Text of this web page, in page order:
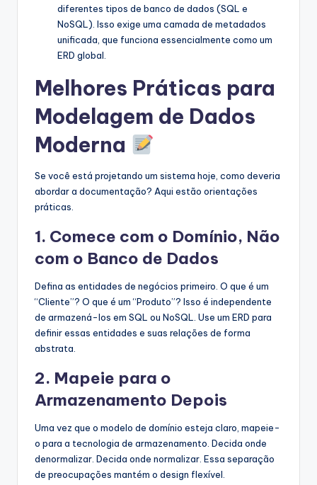
diferentes tipos de banco de dados (SQL e
NoSQL). Isso exige uma camada de metadados
unificada, que funciona essencialmente como um
ERD global.
Melhores Práticas para
Modelagem de Dados
Moderna
Se você está projetando um sistema hoje, como deveria
abordar a documentação? Aqui estão orientações
práticas.
1. Comece com o Domínio, Não
com o Banco de Dados
Defina as entidades de negócios primeiro. O que é um
“Cliente”? O que é um “Produto”? Isso é independente
de armazená-los em SQL ou NoSQL. Use um ERD para
definir essas entidades e suas relações de forma
abstrata.
2. Mapeie para o
Armazenamento Depois
Uma vez que o modelo de domínio esteja claro, mapeie-
o para a tecnologia de armazenamento. Decida onde
denormalizar. Decida onde normalizar. Essa separação
de preocupações mantém o design flexível.